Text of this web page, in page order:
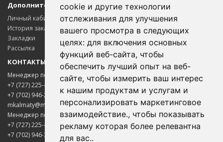
Менеджер Надежда
Здравствуйте! Готова помочь
вам. Напишите мне, если у
cookie и другие технологии
отслеживания для улучшения
вашего просмотра в следующих
целях: для включения основных
функций веб-сайта, чтобы
обеспечить лучший опыт на веб-
сайте, чтобы измерить ваш интерес
к нашим продуктам и услугам и
персонализировать маркетинговое
взаимодействие., чтобы показывать
рекламу которая более релевантна
для вас..
Дополнительно
Личный кабинет
История заказов
Закладки
Рассылка
КОНТАКТЫ
Менеджер по цветному металлопрокату
+7 (727) 225-45-65
+7 (702) 946-20-02
mkalmaty@mail.ru
Менеджер по электротехнической продукции
+7 (727) 225-45-85
+7 (702) 946-33-00